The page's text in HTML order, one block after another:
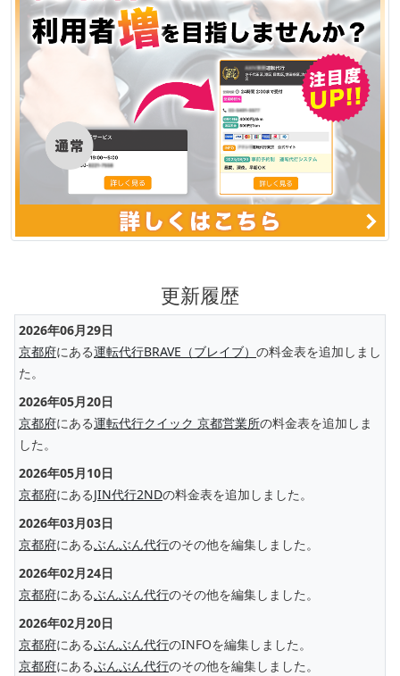
更新履歴
2026年06月29日
京都府にある運転代行BRAVE（ブレイブ） の料金表を追加しまし
た。
2026年05月20日
京都府にある運転代行クイック 京都営業所の料金表を追加しま
した。
2026年05月10日
京都府にあるJIN代行2NDの料金表を追加しました。
2026年03月03日
京都府にあるぶんぶん代行のその他を編集しました。
2026年02月24日
京都府にあるぶんぶん代行のその他を編集しました。
2026年02月20日
京都府にあるぶんぶん代行のINFOを編集しました。
京都府にあるぶんぶん代行のその他を編集しました。